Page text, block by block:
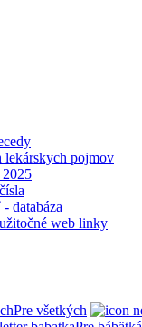
lekárskych pojmov
databáza
web linky
Pre všetkých